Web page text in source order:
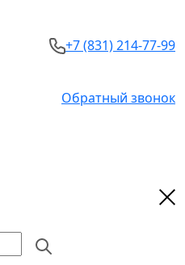
+7 (831) 214-77-99
Обратный звонок